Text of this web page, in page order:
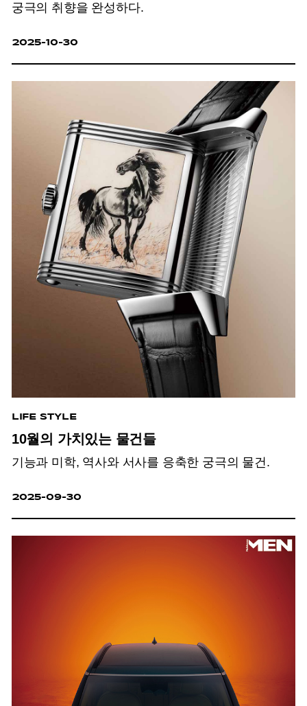
궁극의 취향을 완성하다.
2025-10-30
LIFE STYLE
10월의 가치있는 물건들
기능과 미학, 역사와 서사를 응축한 궁극의 물건.
2025-09-30